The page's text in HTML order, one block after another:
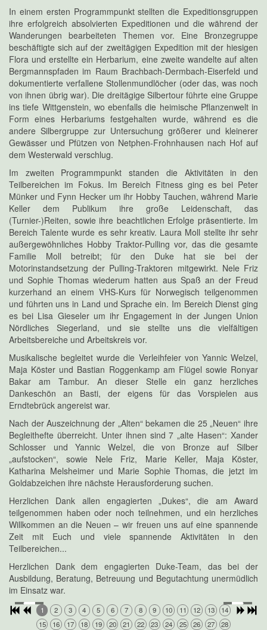
In einem ersten Programmpunkt stellten die Expeditionsgruppen
ihre erfolgreich absolvierten Expeditionen und die während der
Wanderungen bearbeiteten Themen vor. Eine Bronzegruppe
beschäftigte sich auf der zweitägigen Expedition mit der hiesigen
Flora und erstellte ein Herbarium, eine zweite wandelte auf alten
Bergmannspfaden im Raum Brachbach-Dermbach-Eiserfeld und
dokumentierte verfallene Stollenmundlöcher (oder das, was noch
von ihnen übrig war). Die dreitägige Silbertour führte eine Gruppe
ins tiefe Wittgenstein, wo ebenfalls die heimische Pflanzenwelt in
Form eines Herbariums festgehalten wurde, während es die
andere Silbergruppe zur Untersuchung größerer und kleinerer
Gewässer und Pfützen von Netphen-Frohnhausen nach Hof auf
dem Westerwald verschlug.
Im zweiten Programmpunkt standen die Aktivitäten in den
Teilbereichen im Fokus. Im Bereich Fitness ging es bei Peter
Münker und Fynn Hecker um ihr Hobby Tauchen, während Marie
Keller dem Publikum ihre große Leidenschaft, das
(Turnier-)Reiten, sowie ihre beachtlichen Erfolge präsentierte. Im
Bereich Talente wurde es sehr kreativ. Laura Moll stellte ihr sehr
außergewöhnliches Hobby Traktor-Pulling vor, das die gesamte
Familie Moll betreibt; für den Duke hat sie bei der
Motorinstandsetzung der Pulling-Traktoren mitgewirkt. Nele Friz
und Sophie Thomas wiederum hatten aus Spaß an der Freud
kurzerhand an einem VHS-Kurs für Norwegisch teilgenommen
und führten uns in Land und Sprache ein. Im Bereich Dienst ging
es bei Lisa Gieseler um ihr Engagement in der Jungen Union
Nördliches Siegerland, und sie stellte uns die vielfältigen
Arbeitsbereiche und Arbeitskreis vor.
Musikalische begleitet wurde die Verleihfeier von Yannic Welzel,
Maja Köster und Bastian Roggenkamp am Flügel sowie Ronyar
Bakar am Tambur. An dieser Stelle ein ganz herzliches
Dankeschön an Basti, der eigens für das Vorspielen aus
Erndtebrück angereist war.
Nach der Auszeichnung der „Alten“ bekamen die 25 „Neuen“ ihre
Begleithefte überreicht. Unter ihnen sind 7 „alte Hasen“: Xander
Schlosser und Yannic Welzel, die von Bronze auf Silber
„aufstocken“, sowie Nele Friz, Marie Keller, Maja Köster,
Katharina Melsheimer und Marie Sophie Thomas, die jetzt im
Goldabzeichen ihre nächste Herausforderung suchen.
Herzlichen Dank allen engagierten „Dukes“, die am Award
teilgenommen haben oder noch teilnehmen, und ein herzliches
Willkommen an die Neuen – wir freuen uns auf eine spannende
Zeit mit Euch und viele spannende Aktivitäten in den
Teilbereichen...
Herzlichen Dank dem engagierten Duke-Team, das bei der
Ausbildung, Beratung, Betreuung und Begutachtung unermüdlich
im Einsatz war.
1 2 3 4 5 6 7 8 9 10 11 12 13
14
15
16 17 18 19 20 21 22 23 24 25 26 27
28